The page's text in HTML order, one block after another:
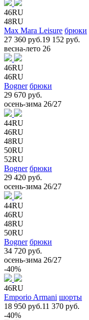
46RU
48RU
Max Mara Leisure брюки
27 360 руб.19 152 руб.
весна-лето 26
46RU
46RU
Bogner брюки
29 670 руб.
осень-зима 26/27
44RU
46RU
48RU
50RU
52RU
Bogner брюки
29 420 руб.
осень-зима 26/27
44RU
46RU
48RU
50RU
Bogner брюки
34 720 руб.
осень-зима 26/27
-40%
46RU
Emporio Armani шорты
18 950 руб.11 370 руб.
-40%